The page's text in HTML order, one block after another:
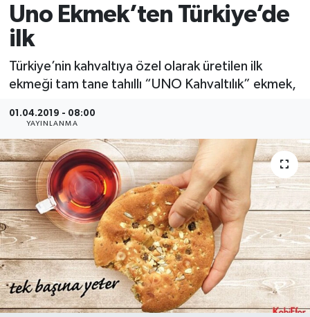
Uno Ekmek’ten Türkiye’de
ilk
Türkiye’nin kahvaltıya özel olarak üretilen ilk
ekmeği tam tane tahıllı “UNO Kahvaltılık” ekmek,
01.04.2019 - 08:00
YAYINLANMA
ETKİNLİK
HABERLER
KAPAK
OSB
SEKTÖR
ŞİRKET PANO
SÖYLEŞİ
ÜLKE